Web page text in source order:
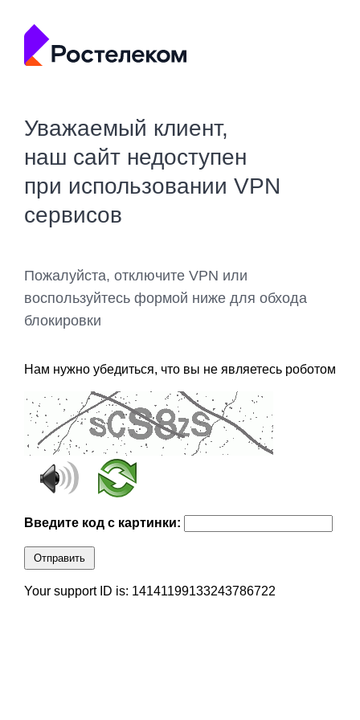
Уважаемый клиент,
наш сайт недоступен
при использовании VPN
сервисов
Пожалуйста, отключите VPN или
воспользуйтесь формой ниже для обхода
блокировки
Нам нужно убедиться, что вы не являетесь роботом
Введите код с картинки:
Отправить
Your support ID is: 14141199133243786722